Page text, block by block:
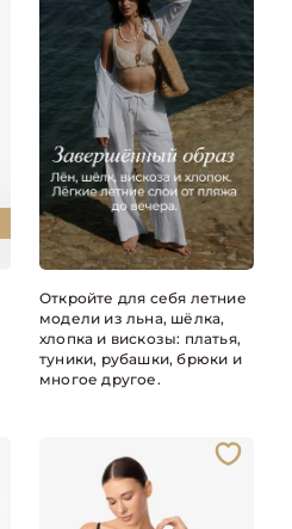
Откройте для себя летние
модели из льна, шёлка,
хлопка и вискозы: платья,
туники, рубашки, брюки и
многое другое.